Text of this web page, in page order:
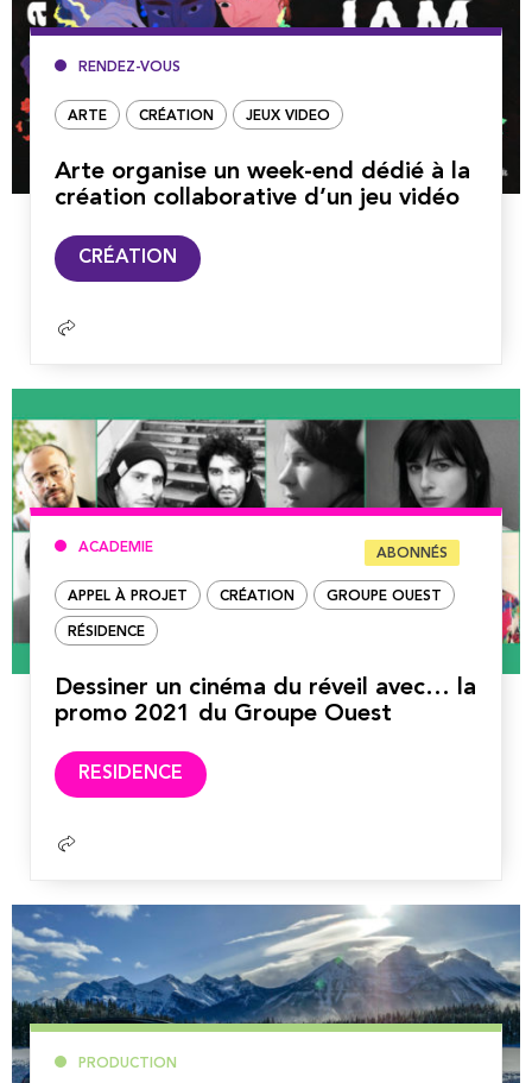
RENDEZ-VOUS
ARTE CRÉATION JEUX VIDEO
Arte organise un week-end dédié à la
création collaborative d’un jeu vidéo
CRÉATION
ACADEMIE ABONNÉS
APPEL À PROJET CRÉATION GROUPE OUEST
RÉSIDENCE
Dessiner un cinéma du réveil avec… la
promo 2021 du Groupe Ouest
RESIDENCE
PRODUCTION